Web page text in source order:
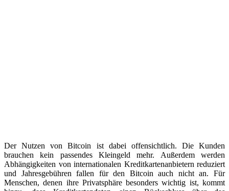
Der Nutzen von Bitcoin ist dabei offensichtlich. Die Kunden
brauchen kein passendes Kleingeld mehr. Außerdem werden
Abhängigkeiten von internationalen Kreditkartenanbietern reduziert
und Jahresgebühren fallen für den Bitcoin auch nicht an. Für
Menschen, denen ihre Privatsphäre besonders wichtig ist, kommt